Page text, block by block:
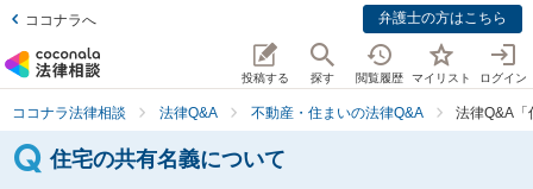
ココナラへ 弁護士の方はこちら
投稿する 探す 閲覧履歴 マイリスト ログイン
ココナラ法律相談 法律Q&A 不動産・住まいの法律Q&A 法律Q&A「
住宅の共有名義について